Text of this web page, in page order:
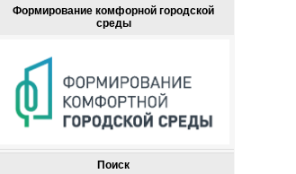
Формирование комфорной городской
среды
Поиск